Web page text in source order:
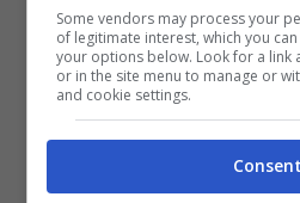
una vacanza nel 2018 il
affascinante da
tutto. Molte città, come
destinazioni emergenti
d’assalto dai turisti e
Some vendors may process your
of legitimate interest, which you
your options below. Look for a link
or in the site menu to manage or
and cookie settings.
Consent